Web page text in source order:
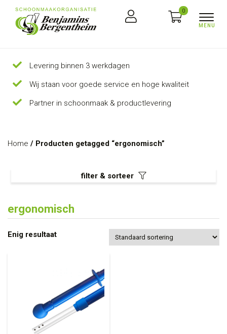
0
Levering binnen 3 werkdagen
Wij staan voor goede service en hoge kwaliteit
Partner in schoonmaak & productlevering
ergonomisch
Enig resultaat
Home / Producten getagged “ergonomisch”
filter & sorteer